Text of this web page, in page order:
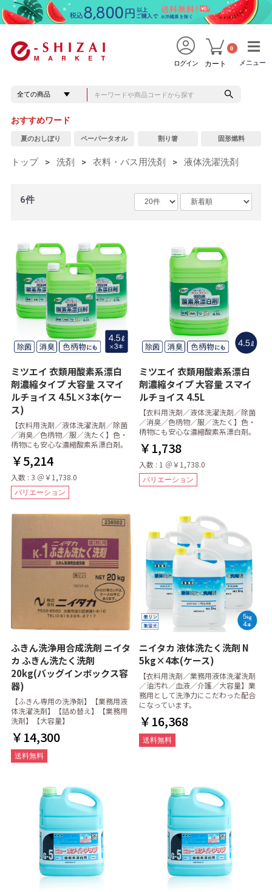
メニュー
メニュー
ログイン カート
0
おすすめワード
夏のおしぼり ペーパータオル 割り箸 固形燃料
トップ > 洗剤 > 衣料・バス用洗剤 > 液体洗濯洗剤
6件
ミツエイ 衣類用酸素系漂白
剤濃縮タイプ 大容量 スマイ
ルチョイス 4.5L×3本(ケー
ス)
【衣料用洗剤／液体洗濯洗剤／除菌
／消臭／色柄物／服／洗たく】色・
柄物にも安心な濃縮酸素系漂白剤。
￥5,214
入数 : 3 ＠￥1,738.0
バリエーション
ミツエイ 衣類用酸素系漂白
剤濃縮タイプ 大容量 スマイ
ルチョイス 4.5L
【衣料用洗剤／液体洗濯洗剤／除菌
／消臭／色柄物／服／洗たく】色・
柄物にも安心な濃縮酸素系漂白剤。
￥1,738
入数 : 1 ＠￥1,738.0
バリエーション
ふきん洗浄用合成洗剤 ニイタ
カ ふきん洗たく洗剤
20kg(バッグインボックス容
器)
【ふきん専用の洗浄剤】【業務用液
体洗濯洗剤】【詰め替え】【業務用
洗剤】【大容量】
￥14,300
送料無料
ニイタカ 液体洗たく洗剤 N
5kg×4本(ケース)
【衣料用洗剤／業務用液体洗濯洗剤
／油汚れ／血液／介護／大容量】業
務用として洗浄力にこだわった配合
になっています。
￥16,368
送料無料